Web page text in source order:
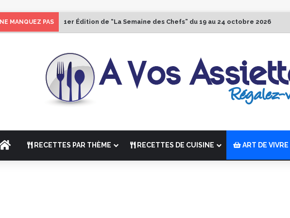
NE MANQUEZ PAS 1er Édition de “La Semaine des Chefs” du 19 au 24 octobre 2026
ACCUEILRECETTES PAR THÈME RECETTES DE CUISINE ART DE VIVRE